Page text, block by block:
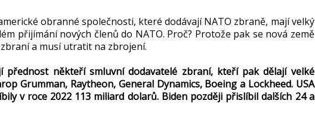
obranné společnosti, které dodávají NATO zbraně, mají velký
přijímání nových členů do NATO. Proč? Protože pak se nová země
a musí utratit na zbrojení.
přednost někteří smluvní dodavatelé zbraní, kteří pak dělají velké
Grumman, Raytheon, General Dynamics, Boeing a Lockheed. USA
v roce 2022 113 miliard dolarů. Biden později přislíbil dalších 24 a